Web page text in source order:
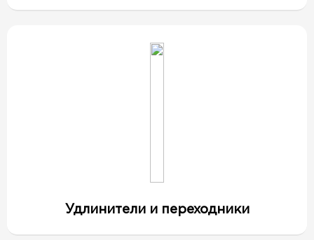
Удлинители и переходники